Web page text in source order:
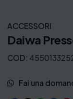
ACCESSORI
Daiwa
COD:
Fai una